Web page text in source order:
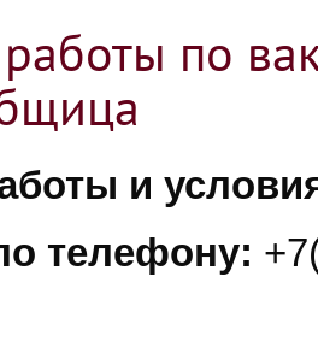
по
и
телефону: